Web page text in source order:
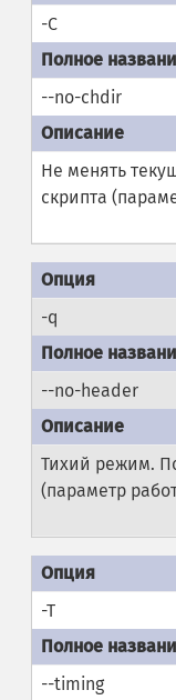
-C
--no-chdir
Не менять
скрипта
-q
--no-header
Тихий режим.
(параметр
-T
--timing